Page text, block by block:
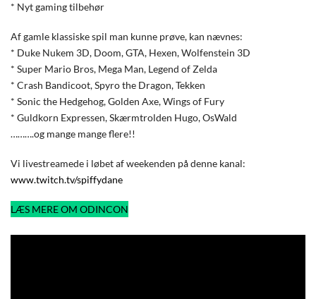
* Nyt gaming tilbehør
Af gamle klassiske spil man kunne prøve, kan nævnes:
* Duke Nukem 3D, Doom, GTA, Hexen, Wolfenstein 3D
* Super Mario Bros, Mega Man, Legend of Zelda
* Crash Bandicoot, Spyro the Dragon, Tekken
* Sonic the Hedgehog, Golden Axe, Wings of Fury
* Guldkorn Expressen, Skærmtrolden Hugo, OsWald
……….og mange mange flere!!
Vi livestreamede i løbet af weekenden på denne kanal:
www.twitch.tv/spiffydane
LÆS MERE OM ODINCON